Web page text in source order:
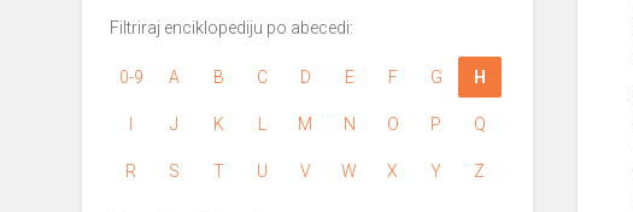
Filtriraj enciklopediju po abecedi:
0-9 A B C D E F G H
J K M N O P Q
R S T U V W X Y Z